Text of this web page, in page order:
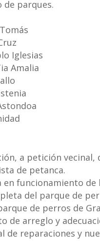
de parques.
Iglesias
Amalia
a petición
de petanca.
funcionamiento de
del parque de
de perros de
de arreglo y
de reparaciones y